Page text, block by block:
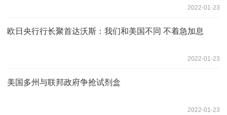
2022-01-23
欧日央行行长聚首达沃斯：我们和美国不同 不着急加息
2022-01-23
美国多州与联邦政府争抢试剂盒
2022-01-23